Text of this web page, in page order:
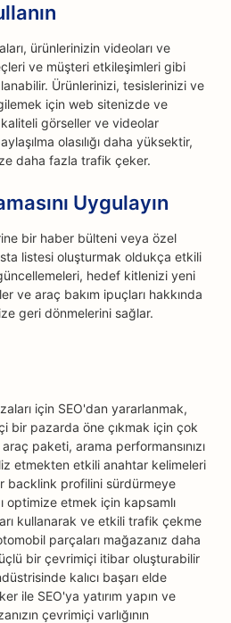
ürünlerinizin videoları ve
ve müşteri etkileşimleri gibi
Ürünlerinizi, tesislerinizi ve
için web sitenizde ve
görseller ve videolar
olasılığı daha yüksektir,
daha fazla trafik çeker.
Uygulayın
bir haber bülteni veya özel
listesi oluşturmak oldukça etkili
hedef kitlenizi yeni
ve araç bakım ipuçları hakkında
geri dönmelerini sağlar.
için SEO'dan yararlanmak,
bir pazarda öne çıkmak için çok
paketi, arama performansınızı
etmekten etkili anahtar kelimeleri
backlink profilini sürdürmeye
optimize etmek için kapsamlı
kullanarak ve etkili trafik çekme
parçaları mağazanız daha
bir çevrimiçi itibar oluşturabilir
kalıcı başarı elde
ile SEO'ya yatırım yapın ve
çevrimiçi varlığının